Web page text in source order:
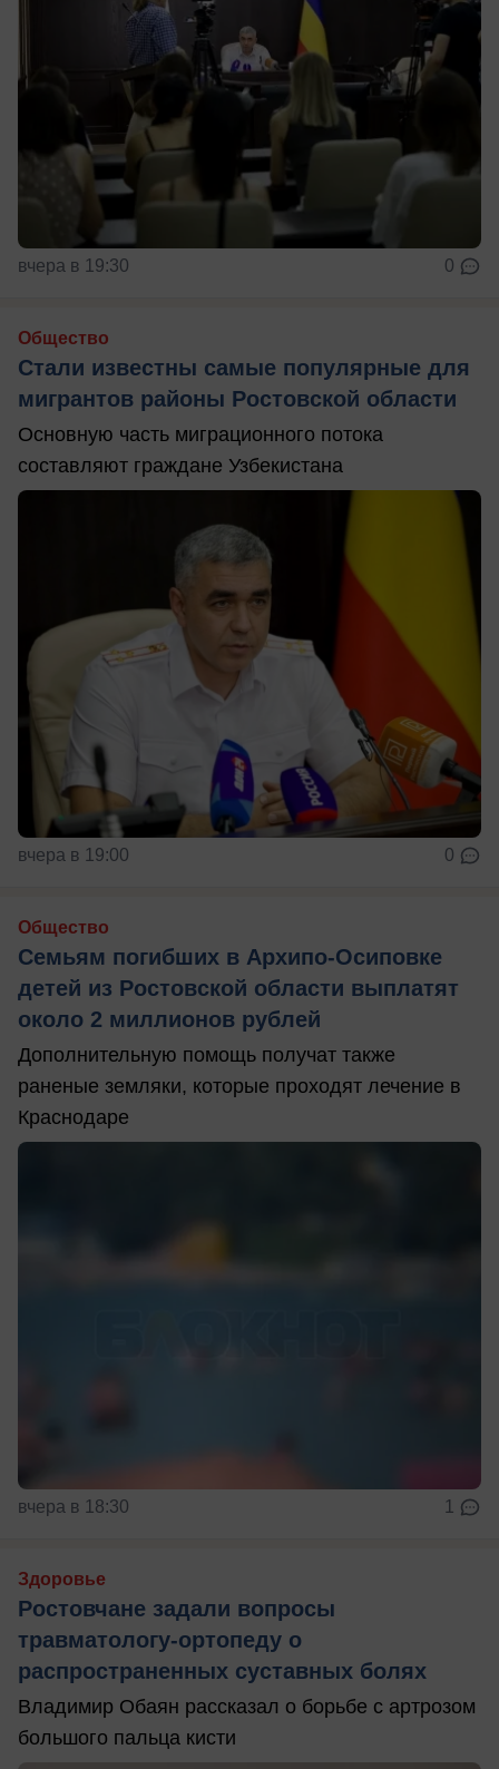
вчера в 19:30 0
Общество
Стали известны самые популярные для
мигрантов районы Ростовской области
Основную часть миграционного потока
составляют граждане Узбекистана
вчера в 19:00 0
Общество
Семьям погибших в Архипо-Осиповке
детей из Ростовской области выплатят
около 2 миллионов рублей
Дополнительную помощь получат также
раненые земляки, которые проходят лечение в
Краснодаре
вчера в 18:30 1
Здоровье
Ростовчане задали вопросы
травматологу-ортопеду о
распространенных суставных болях
Владимир Обаян рассказал о борьбе с артрозом
большого пальца кисти